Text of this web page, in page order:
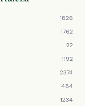
1826
1762
22
1192
2374
484
1234